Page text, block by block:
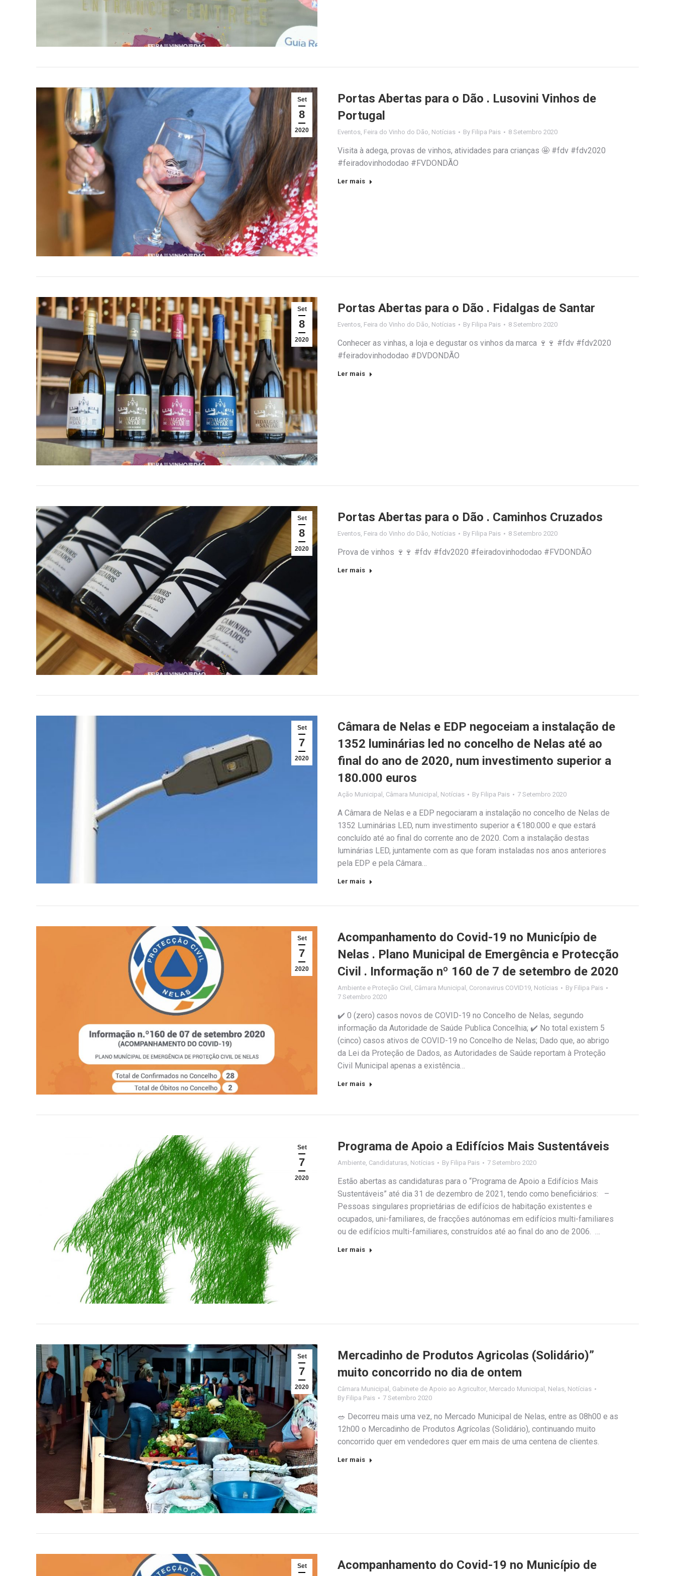
Set
8
2020
Portas Abertas para o Dão . Lusovini Vinhos de
Portugal
Eventos, Feira do Vinho do Dão, Notícias By Filipa Pais 8 Setembro 2020
Visita à adega, provas de vinhos, atividades para crianças 🤩 #fdv #fdv2020
#feiradovinhododao #FVDONDÃO
Ler mais
Set
8
2020
Portas Abertas para o Dão . Fidalgas de Santar
Eventos Feira do Vinho do Dão Notícias By Filipa Pais 8 Setembro 2020
Conhecer as vinhas, a loja e degustar os vinhos da marca 🍷🍷 #fdv #fdv2020
#feiradovinhododao #DVDONDÃO
Ler mais
Set
8
2020
Portas Abertas para o Dão . Caminhos Cruzados
Eventos, Feira do Vinho do Dão, Notícias By Filipa Pais 8 Setembro 2020
Prova de vinhos 🍷🍷 #fdv #fdv2020 #feiradovinhododao #FVDONDÃO
Ler mais
Set
7
2020
Câmara de Nelas e EDP negoceiam a instalação de
1352 luminárias led no concelho de Nelas até ao
final do ano de 2020, num investimento superior a
180.000 euros
Ação Municipal Câmara Municipal Notícias By Filipa Pais 7 Setembro 2020
A Câmara de Nelas e a EDP negociaram a instalação no concelho de Nelas de
1352 Luminárias LED, num investimento superior a €180.000 e que estará
concluído até ao final do corrente ano de 2020. Com a instalação destas
luminárias LED, juntamente com as que foram instaladas nos anos anteriores
pela EDP e pela Câmara…
Ler mais
Set
7
2020
Acompanhamento do Covid-19 no Município de
Nelas . Plano Municipal de Emergência e Protecção
Civil . Informação nº 160 de 7 de setembro de 2020
Ambiente e Proteção Civil Câmara Municipal Coronavirus COVID19 Notícias By Filipa Pais
7 Setembro 2020
✔️ 0 (zero) casos novos de COVID-19 no Concelho de Nelas, segundo
informação da Autoridade de Saúde Publica Concelhia; ✔️ No total existem 5
(cinco) casos ativos de COVID-19 no Concelho de Nelas; Dado que, ao abrigo
da Lei da Proteção de Dados, as Autoridades de Saúde reportam à Proteção
Civil Municipal apenas a existência…
Ler mais
Set
7
2020
Programa de Apoio a Edifícios Mais Sustentáveis
Ambiente, Candidaturas, Notícias By Filipa Pais 7 Setembro 2020
Estão abertas as candidaturas para o “Programa de Apoio a Edifícios Mais
Sustentáveis” até dia 31 de dezembro de 2021, tendo como beneficiários: –
Pessoas singulares proprietárias de edifícios de habitação existentes e
ocupados, uni-familiares, de fracções autónomas em edifícios multi-familiares
ou de edifícios multi-familiares, construídos até ao final do ano de 2006. …
Ler mais
Set
7
2020
Mercadinho de Produtos Agricolas (Solidário)”
muito concorrido no dia de ontem
Câmara Municipal , Gabinete de Apoio ao Agricultor, Mercado Municipal , Nelas, Notícias
By Filipa Pais 7 Setembro 2020
🥗 Decorreu mais uma vez, no Mercado Municipal de Nelas, entre as 08h00 e as
12h00 o Mercadinho de Produtos Agrícolas (Solidário), continuando muito
concorrido quer em vendedores quer em mais de uma centena de clientes.
Ler mais
Set
Acompanhamento do Covid-19 no Município de